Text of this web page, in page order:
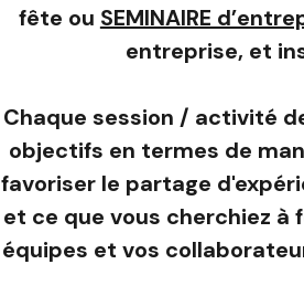
fête ou SEMINAIRE
entreprise, et
Chaque session / activité
objectifs en termes de
favoriser le partage
et ce que vous cherchiez à
équipes et vos